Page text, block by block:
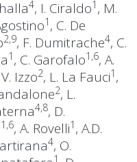
4, I. Ciraldo1 , M.
1 , C. De
2,9, F. Dumitrache4, C.
1 , C. Garofalo1,6, A.
Izzo2, L. La Fauci1 ,
2, L.
4,8, D.
1,6, A. Rovelli1 , A.D.
4, O.
1